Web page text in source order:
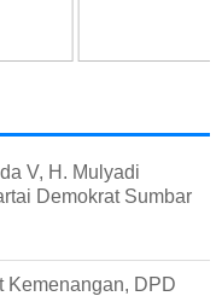
V, H. Mulyadi
Demokrat Sumbar
Kemenangan, DPD